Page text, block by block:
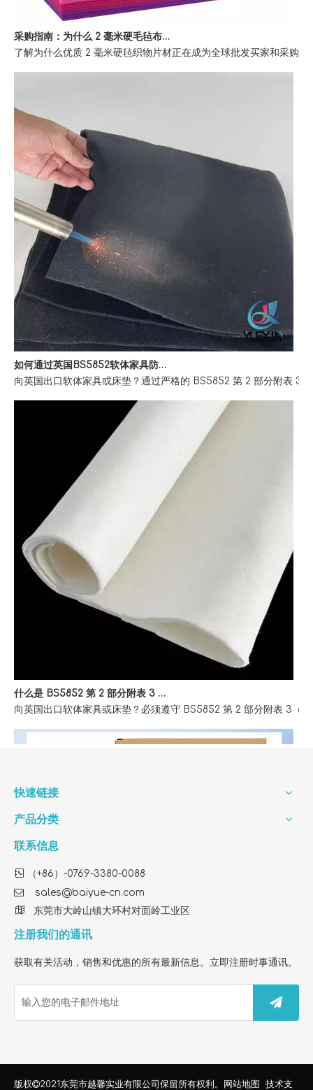
了解为什么优质 2 毫米硬毡织物片材正在成为全球批发买家和采购
向英国出口软体家具或床垫？通过严格的 BS5852 第 2 部分附表 3
向英国出口软体家具或床垫？必须遵守 BS5852 第 2 部分附表 3（
Looking for a custom air purifier filter factory? We provide
快速链接
产品分类
联系信息
 （+86）-0769-3380-0088
 sales@baiyue-cn.com
 东莞市大岭山镇大环村对面岭工业区
注册我们的通讯
获取有关活动，销售和优惠的所有最新信息。立即注册时事通讯。
版权2021东莞市越馨实业有限公司 保留所有权利。 网站地图 技术支